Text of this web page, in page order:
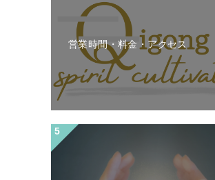
営業時間・料金・アクセス